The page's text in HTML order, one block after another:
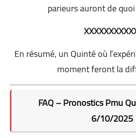
parieurs auront de quoi
En résumé, un Quinté où
moment feront la
FAQ – Pronostics Pmu
6/10/2025